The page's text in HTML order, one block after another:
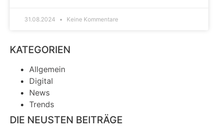
31.08.2024 Keine Kommentare
KATEGORIEN
Allgemein
Digital
News
Trends
DIE NEUSTEN BEITRÄGE